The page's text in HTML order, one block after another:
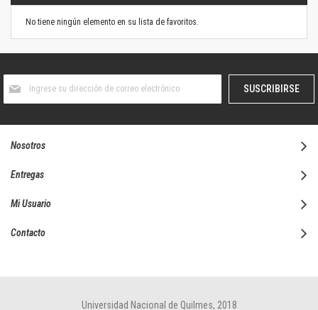
No tiene ningún elemento en su lista de favoritos.
boletín
SUSCRIBIRSE
Nosotros
Entregas
Mi Usuario
Contacto
Universidad Nacional de Quilmes, 2018